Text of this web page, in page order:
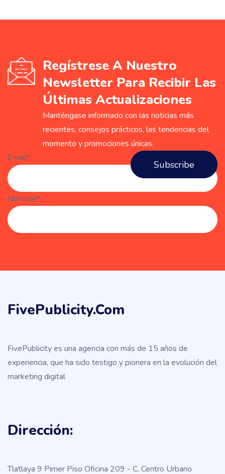
Regístrese A Nuestro
Newsletter Para Recibir Las
Últimas Actualizaciones
Manténgase informado con las noticias más
recientes, consejos prácticos, las tendencias del
momento y promociones únicas.
Email*
Nombre*
FivePublicity.com
FivePublicity es una agencia con más de 15 años de
experiencia, que ha sido testigo y pionera en la evolución del
marketing digital
Dirección:
Tlatlaya 9 Pimer Piso Oficina 209 - C, Centro Urbano